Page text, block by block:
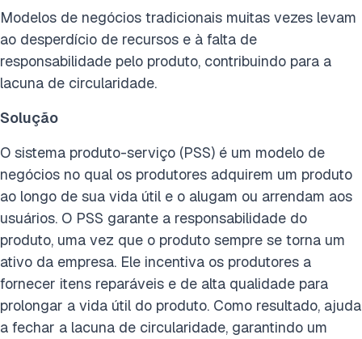
Modelos de negócios tradicionais muitas vezes levam
ao desperdício de recursos e à falta de
responsabilidade pelo produto, contribuindo para a
lacuna de circularidade.
Solução
O sistema produto-serviço (PSS) é um modelo de
negócios no qual os produtores adquirem um produto
ao longo de sua vida útil e o alugam ou arrendam aos
usuários. O PSS garante a responsabilidade do
produto, uma vez que o produto sempre se torna um
ativo da empresa. Ele incentiva os produtores a
fornecer itens reparáveis e de alta qualidade para
prolongar a vida útil do produto. Como resultado, ajuda
a fechar a lacuna de circularidade, garantindo um